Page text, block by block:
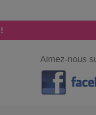
Aimez-nous